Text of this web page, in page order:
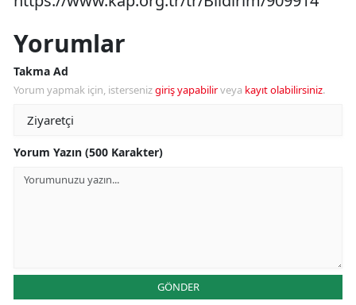
Yorumlar
Takma Ad
Yorum yapmak için, istersenizgiriş yapabilirveya kayıt olabilirsiniz.
Yorum Yazın (500 Karakter)
GÖNDER